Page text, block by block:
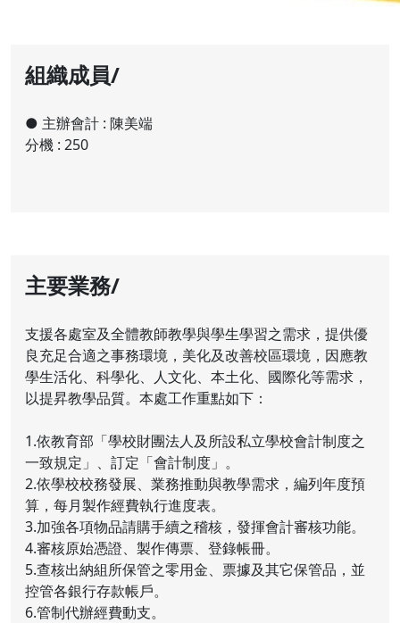
組織成員/
● 主辦會計 : 陳美端
分機 : 250
主要業務/
支援各處室及全體教師教學與學生學習之需求，提供優
良充足合適之事務環境，美化及改善校區環境，因應教
學生活化、科學化、人文化、本土化、國際化等需求，
以提昇教學品質。本處工作重點如下：
1.依教育部「學校財團法人及所設私立學校會計制度之
一致規定」、訂定「會計制度」。
2.依學校校務發展、業務推動與教學需求，編列年度預
算，每月製作經費執行進度表。
3.加強各項物品請購手續之稽核，發揮會計審核功能。
4.審核原始憑證、製作傳票、登錄帳冊。
5.查核出納組所保管之零用金、票據及其它保管品，並
控管各銀行存款帳戶。
6.管制代辦經費動支。